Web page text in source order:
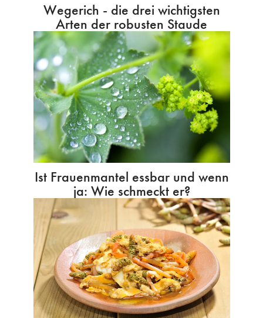
Wegerich - die drei wichtigsten
Arten der robusten Staude
Ist Frauenmantel essbar und wenn
ja: Wie schmeckt er?